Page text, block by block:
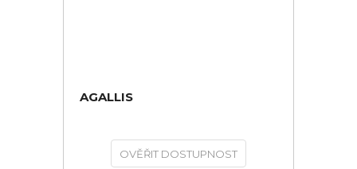
AGALLIS
OVĚŘIT DOSTUPNOST